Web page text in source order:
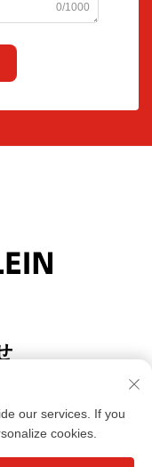
0/1000
A棟308号室
our services. If you
cookies.